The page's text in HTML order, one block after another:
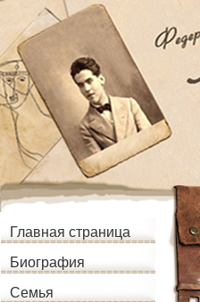
Главная страница
Биография
Семья